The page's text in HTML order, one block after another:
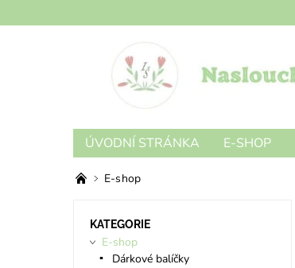
ÚVODNÍ STRÁNKA E-SHOP
E-shop
KATEGORIE
E-shop
Dárkové balíčky